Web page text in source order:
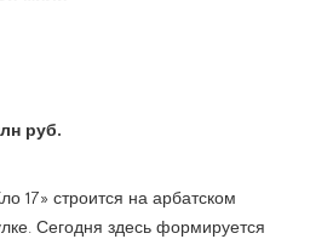
руб.
17» строится на арбатском
Сегодня здесь формируется